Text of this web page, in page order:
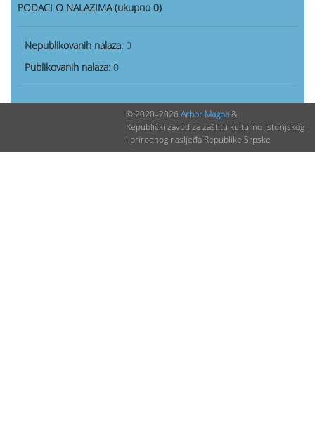
PODACI O NALAZIMA (ukupno 0)
Nepublikovanih nalaza: 0
Publikovanih nalaza: 0
© 2020–2026 Arbor Magna&
Republički zavod za zaštitu kulturno-istorijskog
i prirodnog nasljeđa Republike Srpske